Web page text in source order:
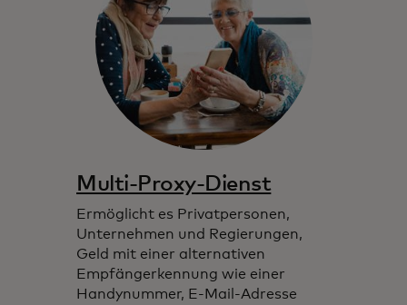
Multi-Proxy-Dienst
Ermöglicht es Privatpersonen,
Unternehmen und Regierungen,
Geld mit einer alternativen
Empfängerkennung wie einer
Handynummer, E-Mail-Adresse